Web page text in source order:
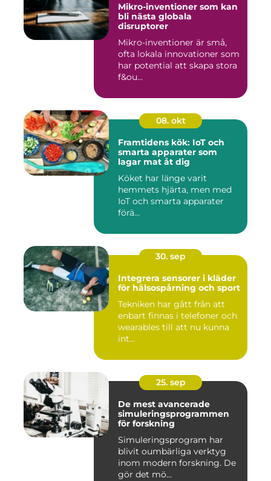
Mikro-inventioner som kan
bli nästa globala
disruptorer
Mikro-inventioner är små,
ofta lokala innovationer som
har potential att skapa stora
f&ou...
08. okt
Framtidens kök: IoT och
smarta apparater som
lagar mat åt dig
Köket har länge varit
hemmets hjärta, men med
IoT och smarta apparater
förä...
30. sep
Integrera sensorer i kläder
för hälsospårning och sport
Tekniken har gått från att
enbart finnas i telefoner och
wearables till att nu kunna
int...
25. sep
De mest avancerade
simuleringsprogrammen
för forskning
Simuleringsprogram har
blivit oumbärliga verktyg
inom modern forskning. De
gör det mö...